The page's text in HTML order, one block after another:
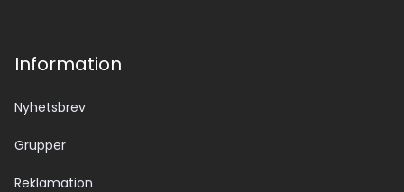
Information
Nyhetsbrev
Grupper
Reklamation